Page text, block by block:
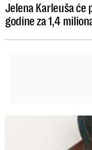
Jelena Karleuša će
godine za 1,4